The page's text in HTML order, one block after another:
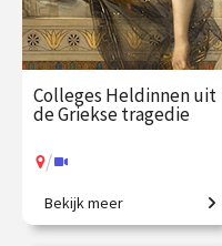
Colleges Heldinnen uit
de Griekse tragedie
/
Tussen het onvermijdelijke
lot en onmenselijke
Bekijk meer